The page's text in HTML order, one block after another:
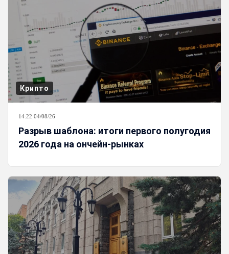
Крипто
14:22 04/08/26
Разрыв шаблона: итоги первого полугодия
2026 года на ончейн-рынках